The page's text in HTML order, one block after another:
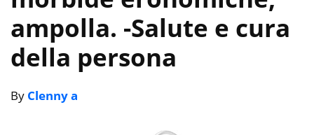
ampolla. -Salute e cura
della persona
By Clenny a